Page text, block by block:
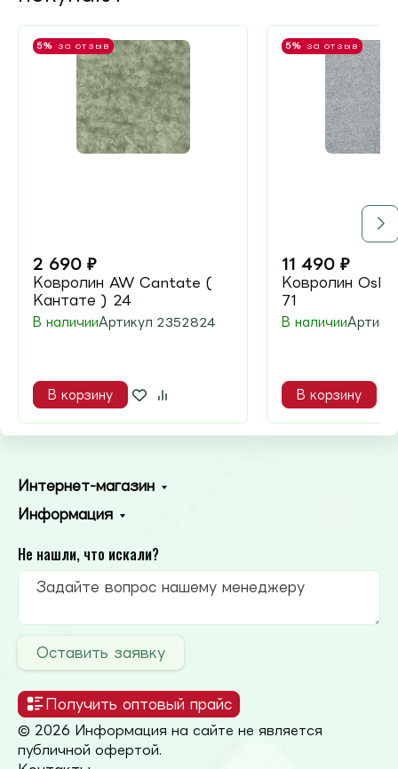
5% за отзыв
2 690 ₽
Ковролин AW Cantate (
Кантате ) 24
В наличииАртикул 2352824
В корзину
5% за отзыв
11 490 ₽
Ковролин
71
В наличии
В корзину
Интернет-магазин
Информация
Не нашли, что искали?
Оставить заявку
Получить оптовый прайс
© 2026 Информация на сайте не является
публичной офертой.